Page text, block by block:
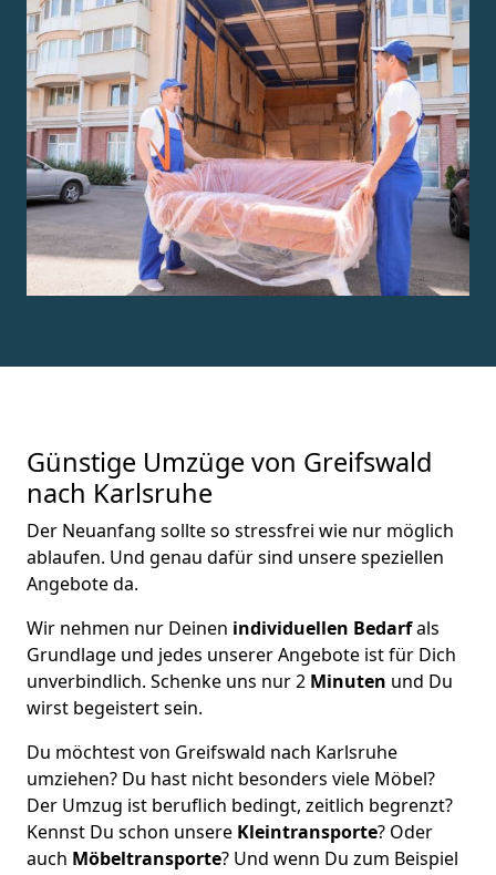
Günstige Umzüge von Greifswald
nach Karlsruhe
Der Neuanfang sollte so stressfrei wie nur möglich
ablaufen. Und genau dafür sind unsere speziellen
Angebote da.
Wir nehmen nur Deinen individuellen Bedarfals
Grundlage und jedes unserer Angebote ist für Dich
unverbindlich. Schenke uns nur 2 Minuten und Du
wirst begeistert sein.
Du möchtest von Greifswald nach Karlsruhe
umziehen? Du hast nicht besonders viele Möbel?
Der Umzug ist beruflich bedingt, zeitlich begrenzt?
Kennst Du schon unsere Kleintransporte? Oder
auch Möbeltransporte? Und wenn Du zum Beispiel